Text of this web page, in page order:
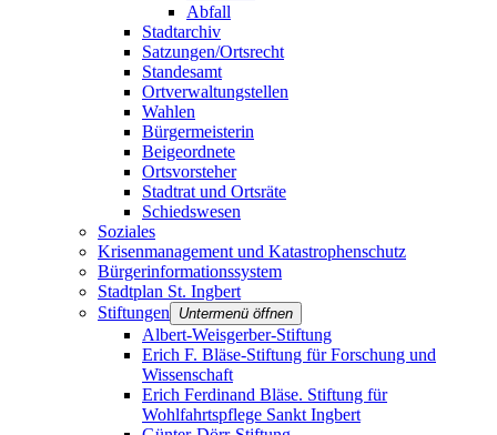
Abfall
Stadtarchiv
Satzungen/Ortsrecht
Standesamt
Ortverwaltungstellen
Wahlen
Bürgermeisterin
Beigeordnete
Ortsvorsteher
Stadtrat und Ortsräte
Schiedswesen
Soziales
Krisenmanagement und Katastrophenschutz
Bürgerinformationssystem
Stadtplan St. Ingbert
Stiftungen
Untermenü öffnen
Albert-Weisgerber-Stiftung
Erich F. Bläse-Stiftung für Forschung und
Wissenschaft
Erich Ferdinand Bläse. Stiftung für
Wohlfahrtspflege Sankt Ingbert